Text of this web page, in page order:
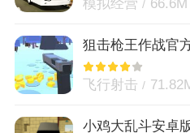
模拟经营
66.6M
狙击枪王作战官
飞行射击
小鸡大乱斗安卓